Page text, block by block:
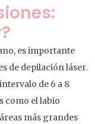
es importante
de depilación láser.
de 6 a 8
como el labio
más grandes